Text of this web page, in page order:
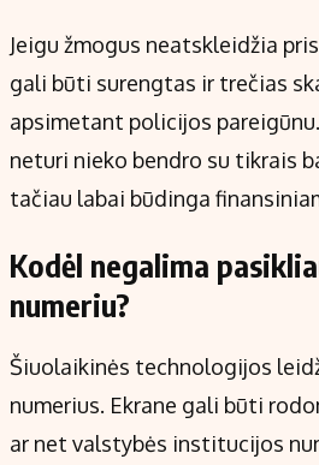
Jeigu žmogus neatskleidžia
gali būti surengtas ir trečias
apsimetant policijos
neturi nieko bendro su tikrais
tačiau labai būdinga
Kodėl negalima
numeriu?
Šiuolaikinės technologijos
numerius. Ekrane gali būti
ar net valstybės institucijos